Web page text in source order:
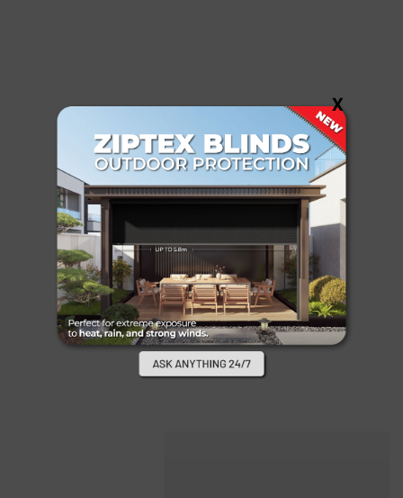
WINDOW
FASHION
BLINDS - CURTAIN - INSECT SCREEN-
PARTITION - WALLPAPER
OUR COLLECTION CONTACT US
X